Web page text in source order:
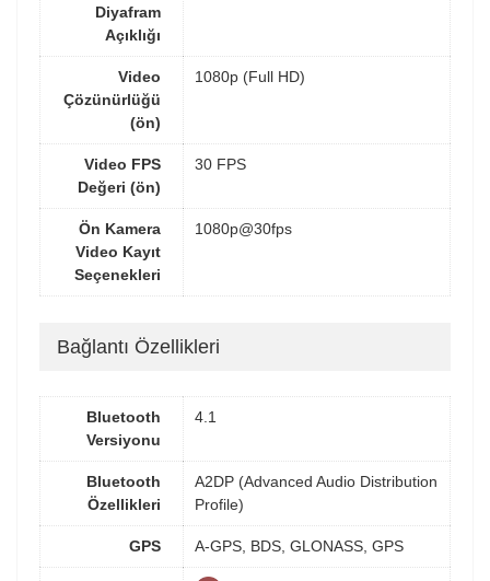
Diyafram
Açıklığı
Video
Çözünürlüğü
(ön)
1080p (Full HD)
Video FPS
Değeri (ön)
30 FPS
Ön Kamera
Video Kayıt
Seçenekleri
1080p@30fps
Bağlantı Özellikleri
Bluetooth
Versiyonu
4.1
Bluetooth
Özellikleri
A2DP (Advanced Audio Distribution
Profile)
GPS A-GPS, BDS, GLONASS, GPS